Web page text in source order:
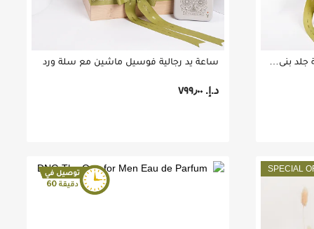
ساعة يد رجالية فوسيل ماشين مع سلة ورد
د.إ.‏ ٧٩٩٫٠٠